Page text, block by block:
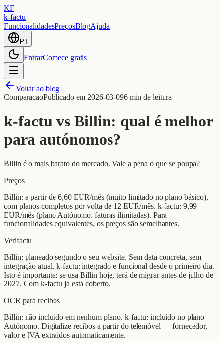
KF
k-factu
FuncionalidadesPreçosBlogAjuda
PT
EntrarComece gratis
Voltar ao blog
ComparacaoPublicado em 2026-03-096 min de leitura
k-factu vs Billin: qual é melhor
para autónomos?
Billin é o mais barato do mercado. Vale a pena o que se poupa?
Preços
Billin: a partir de 6,60 EUR/mês (muito limitado no plano básico),
com planos completos por volta de 12 EUR/mês. k-factu: 9,99
EUR/mês (plano Autónomo, faturas ilimitadas). Para
funcionalidades equivalentes, os preços são semelhantes.
Verifactu
Billin: planeado segundo o seu website. Sem data concreta, sem
integração atual. k-factu: integrado e funcional desde o primeiro dia.
Isto é importante: se usa Billin hoje, terá de migrar antes de julho de
2027. Com k-factu já está coberto.
OCR para recibos
Billin: não incluído em nenhum plano. k-factu: incluído no plano
Autónomo. Digitalize recibos a partir do telemóvel — fornecedor,
valor e IVA extraídos automaticamente.